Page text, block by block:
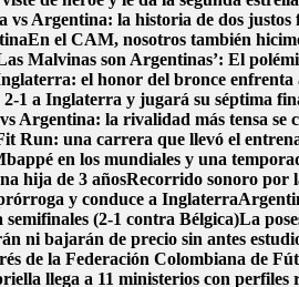
vs Argentina: la historia de dos
En el CAM, nosotros también
Malvinas son Argentinas’: El
el honor del bronce enfrenta
1 a Inglaterra y jugará su séptima
Argentina: la rivalidad más tensa se
Run: una carrera que llevó el
en los mundiales y una
hija de 3 añosRecorrido sonoro por
y conduce a Inglaterra
(2-1 contra Bélgica)La
ni bajarán de precio sin antes
de la Federación Colombiana de
llega a 11 ministerios con perfiles